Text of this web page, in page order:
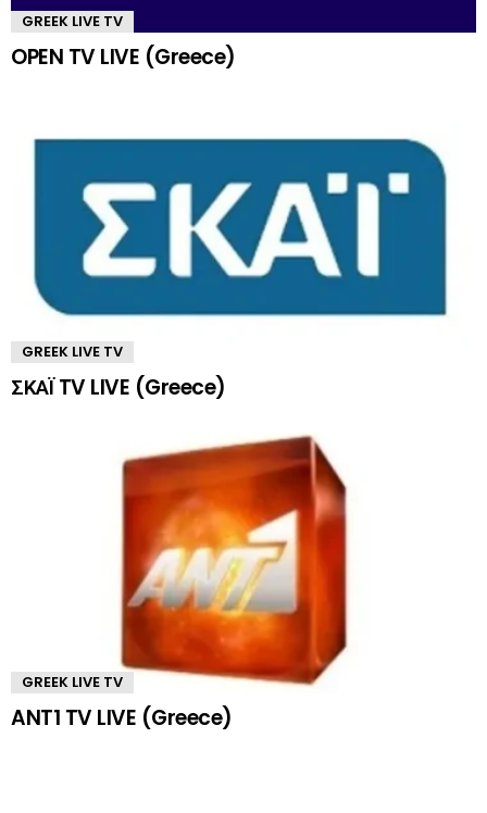
GREEK LIVE TV
OPEN TV LIVE (Greece)
GREEK LIVE TV
ΣΚΑΪ TV LIVE (Greece)
GREEK LIVE TV
ANT1 TV LIVE (Greece)